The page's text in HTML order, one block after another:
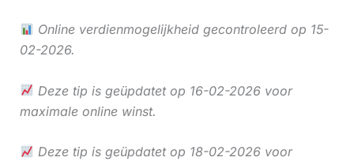
Online verdienmogelijkheid gecontroleerd op 15-
02-2026.
Deze tip is geüpdatet op 16-02-2026 voor
maximale online winst.
Deze tip is geüpdatet op 18-02-2026 voor